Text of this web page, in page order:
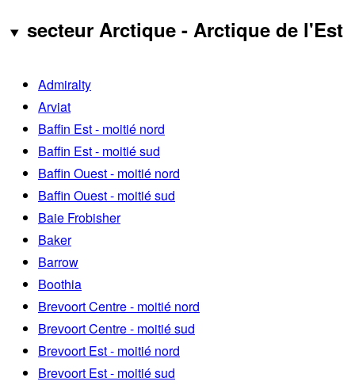
secteur Arctique - Arctique de l'Est
Admiralty
Arviat
Baffin Est - moitié nord
Baffin Est - moitié sud
Baffin Ouest - moitié nord
Baffin Ouest - moitié sud
Baie Frobisher
Baker
Barrow
Boothia
Brevoort Centre - moitié nord
Brevoort Centre - moitié sud
Brevoort Est - moitié nord
Brevoort Est - moitié sud